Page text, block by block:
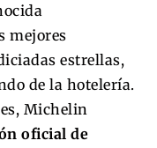
mejores
estrellas,
de la hotelería.
Michelin
oficial de